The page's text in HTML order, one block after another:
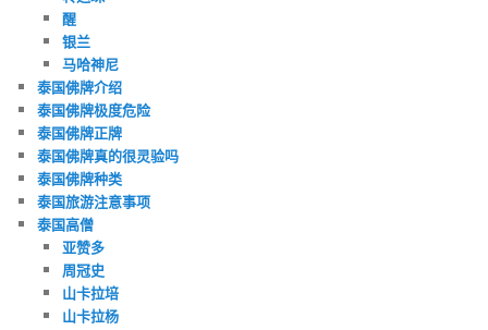
醒
银兰
马哈神尼
泰国佛牌介绍
泰国佛牌极度危险
泰国佛牌正牌
泰国佛牌真的很灵验吗
泰国佛牌种类
泰国旅游注意事项
泰国高僧
亚赞多
周冠史
山卡拉培
山卡拉杨